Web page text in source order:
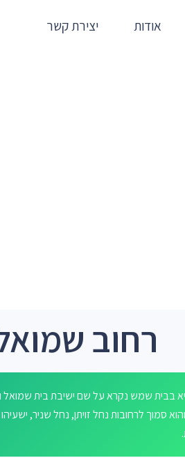
אודות יצירת קשר
רחוב
בבית שמש נקרא על שם ישיבת בית שמואל
והוא סמוך לרחובות נחל זויתן, נחל שניר,